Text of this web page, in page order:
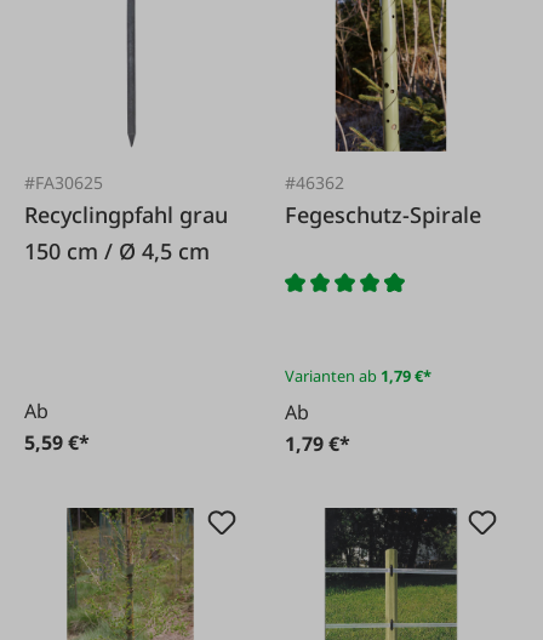
#FA30625
Recyclingpfahl grau
150 cm / Ø 4,5 cm
Ab
5,59 €*
#46362
Fegeschutz-Spirale
Varianten ab 1,79 €*
Ab
1,79 €*